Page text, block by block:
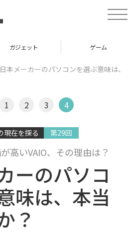
t
o
v
ガジェット ゲーム
日本メーカーのパソコンを選ぶ意味は、
1 2 3 4
現在を探る 第29回
高いVAIO、その理由は？
ーのパソコ
味は、本当
？